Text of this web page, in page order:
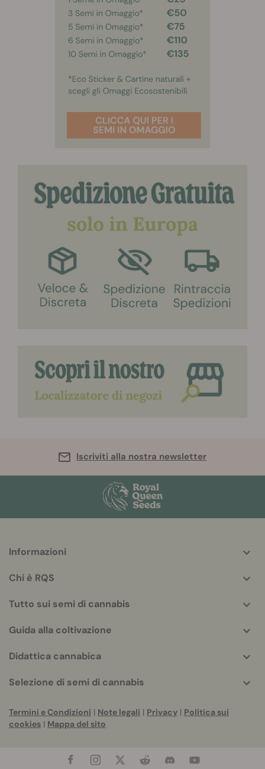
Iscriviti alla nostra newsletter
info
Informazioni
Chi è RQS
Tutto sui semi di cannabis
Guida alla coltivazione
Didattica cannabica
Selezione di semi di cannabis
Termini e Condizioni | Note legali | Privacy | Politica sui
cookies | Mappa del sito